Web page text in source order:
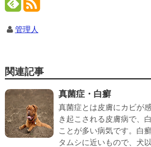
管理人
関連記事
真菌症・白癬
真菌症とは皮膚にカビが
き起こされる皮膚病で、
ことが多い病気です。白
タムシに近いもので、犬